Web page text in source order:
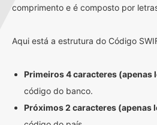
comprimento e é composto por
Aqui está a estrutura do Código
Primeiros 4 caracteres (apenas
código do banco.
Próximos 2 caracteres (apenas